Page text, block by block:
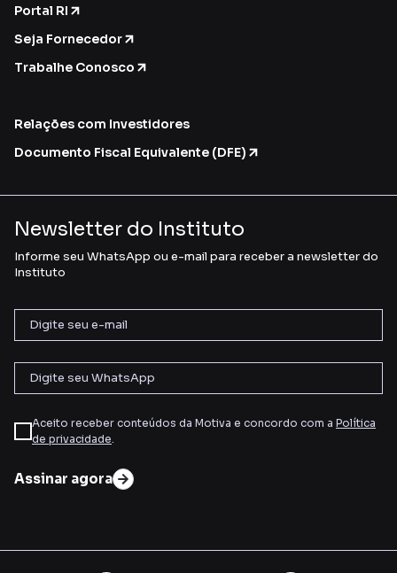
Portal RI
Seja Fornecedor
Trabalhe Conosco
Relações com Investidores
Documento Fiscal Equivalente (DFE)
Newsletter do Instituto
Informe seu WhatsApp ou e-mail para receber a newsletter do
Instituto
Aceito receber conteúdos da Motiva e concordo com a Política
de privacidade.
Assinar agora